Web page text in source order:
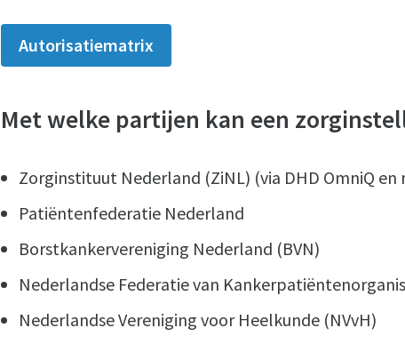
Autorisatiematrix
Met welke partijen kan een
Zorginstituut Nederland (ZiNL) (via DHD OmniQ en
Patiëntenfederatie Nederland
Borstkankervereniging Nederland (BVN)
Nederlandse Federatie van
Nederlandse Vereniging voor Heelkunde (NVvH)